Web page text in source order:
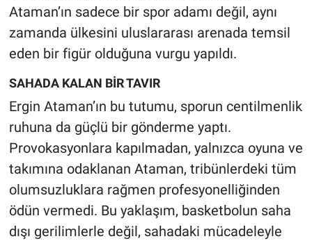
Ataman’ın sadece bir spor adamı değil, aynı
zamanda ülkesini uluslararası arenada temsil
eden bir figür olduğuna vurgu yapıldı.
SAHADA KALAN BİR TAVIR
Ergin Ataman’ın bu tutumu, sporun centilmenlik
ruhuna da güçlü bir gönderme yaptı.
Provokasyonlara kapılmadan, yalnızca oyuna ve
takımına odaklanan Ataman, tribünlerdeki tüm
olumsuzluklara rağmen profesyonelliğinden
ödün vermedi. Bu yaklaşım, basketbolun saha
dışı gerilimlerle değil, sahadaki mücadeleyle